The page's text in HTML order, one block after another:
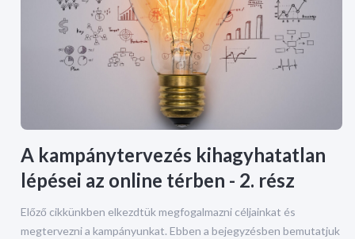
A kampánytervezés kihagyhatatlan
lépései az online térben - 2. rész
Előző cikkünkben elkezdtük megfogalmazni céljainkat és
megtervezni a kampányunkat. Ebben a bejegyzésben bemutatjuk